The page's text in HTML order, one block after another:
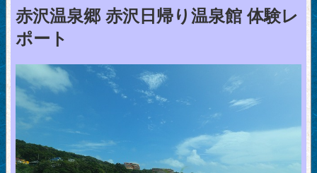
赤沢温泉郷 赤沢日帰り温泉館 体験レ
ポート